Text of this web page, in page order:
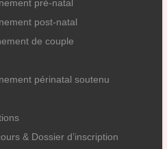
pré-natal
post-natal
de couple
périnatal soutenu
& Dossier d’inscription